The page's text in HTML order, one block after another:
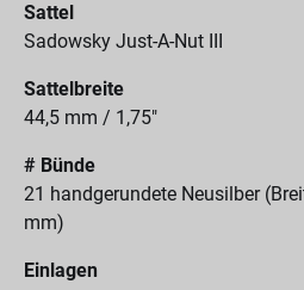
Sattel
Sadowsky Just-A-Nut III
Sattelbreite
44,5 mm / 1,75"
# Bünde
21 handgerundete Neusilber
mm)
Einlagen